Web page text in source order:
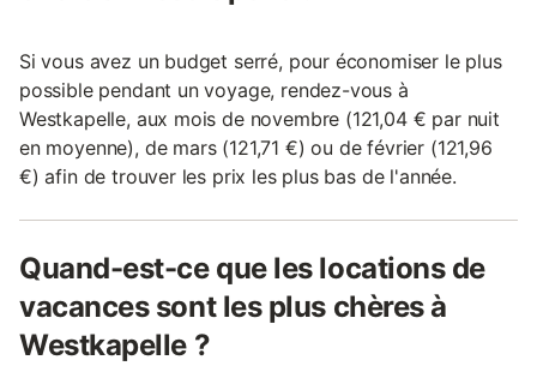
Si vous avez un budget serré, pour économiser le plus
possible pendant un voyage, rendez-vous à
Westkapelle, aux mois de novembre (121,04 € par nuit
en moyenne), de mars (121,71 €) ou de février (121,96
€) afin de trouver les prix les plus bas de l'année.
Quand-est-ce que les locations de
vacances sont les plus chères à
Westkapelle ?